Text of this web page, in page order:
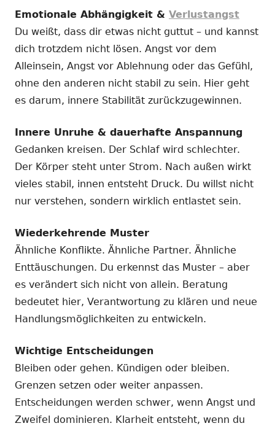
Emotionale Abhängigkeit & Verlustangst
Du weißt, dass dir etwas nicht guttut – und kannst
dich trotzdem nicht lösen. Angst vor dem
Alleinsein, Angst vor Ablehnung oder das Gefühl,
ohne den anderen nicht stabil zu sein. Hier geht
es darum, innere Stabilität zurückzugewinnen.
Innere Unruhe & dauerhafte Anspannung
Gedanken kreisen. Der Schlaf wird schlechter.
Der Körper steht unter Strom. Nach außen wirkt
vieles stabil, innen entsteht Druck. Du willst nicht
nur verstehen, sondern wirklich entlastet sein.
Wiederkehrende Muster
Ähnliche Konflikte. Ähnliche Partner. Ähnliche
Enttäuschungen. Du erkennst das Muster – aber
es verändert sich nicht von allein. Beratung
bedeutet hier, Verantwortung zu klären und neue
Handlungsmöglichkeiten zu entwickeln.
Wichtige Entscheidungen
Bleiben oder gehen. Kündigen oder bleiben.
Grenzen setzen oder weiter anpassen.
Entscheidungen werden schwer, wenn Angst und
Zweifel dominieren. Klarheit entsteht, wenn du